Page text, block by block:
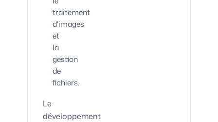
traitement
d'images
et
la
gestion
de
fichiers.
Le
développement